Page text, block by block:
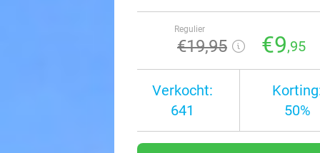
Regulier
€19,95 €9,95
Verkocht:
641
50%